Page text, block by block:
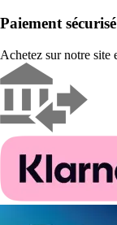
Paiement sécurisé
Achetez sur notre site